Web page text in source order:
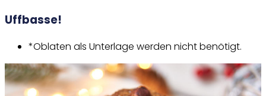
Uffbasse!
*Oblaten als Unterlage werden nicht benötigt.